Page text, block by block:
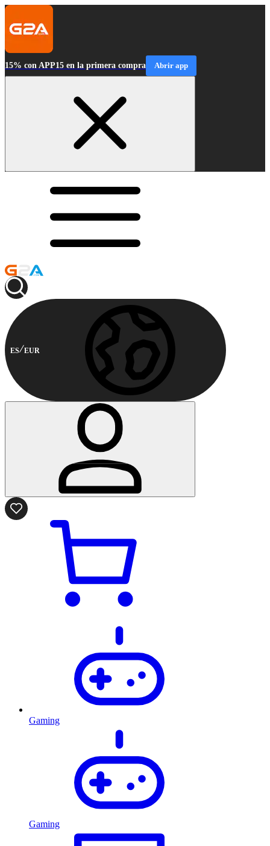
15% con APP15 en la primera compra Abrir app
ES EUR
Gaming
Gaming